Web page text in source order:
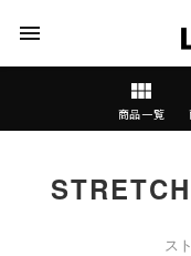
menu
view_module
商品一覧
ス